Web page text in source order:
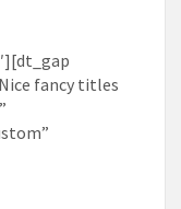
fancy titles